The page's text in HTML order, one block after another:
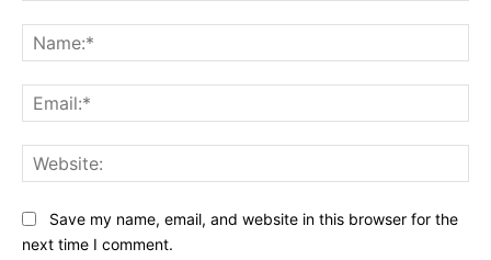
Save my name, email, and website in this browser for the
next time I comment.